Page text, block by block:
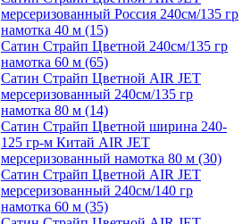
мерсеризованный Россия 240см/135 гр
намотка 40 м (15)
Сатин Страйп Цветной 240см/135 гр
намотка 60 м (65)
Сатин Страйп Цветной AIR JET
мерсеризованный 240см/135 гр
намотка 80 м (14)
Сатин Страйп Цветной ширина 240-
125 гр-м Китай AIR JET
мерсеризованный намотка 80 м (30)
Сатин Страйп Цветной AIR JET
мерсеризованный 240см/140 гр
намотка 60 м (35)